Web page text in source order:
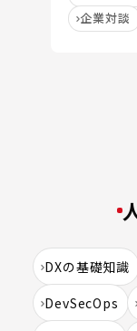
企業対談
DXの基礎知識
DevSecOps